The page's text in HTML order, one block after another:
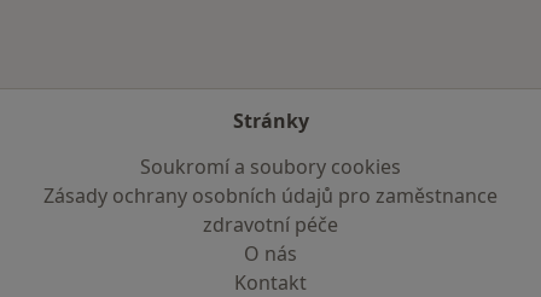
Stránky
Soukromí a soubory cookies
Zásady ochrany osobních údajů pro zaměstnance
zdravotní péče
O nás
Kontakt